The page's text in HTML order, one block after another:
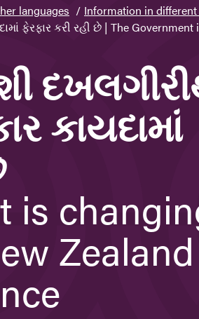
languages Information in
ફેરફાર કરી રહી છે | The
કાયદામાં
is